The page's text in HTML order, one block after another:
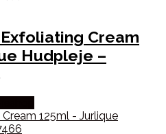
Cream
Hudpleje –